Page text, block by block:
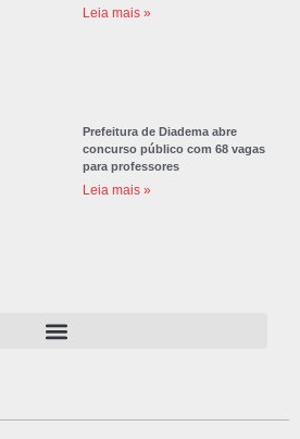
Leia mais »
Prefeitura de Diadema abre
concurso público com 68 vagas
para professores
Leia mais »